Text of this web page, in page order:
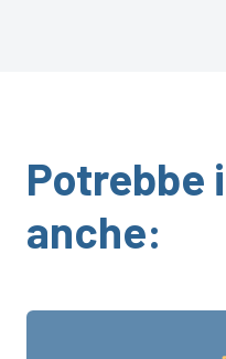
Potrebbe
anche: